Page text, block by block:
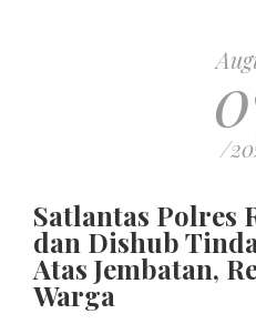
/
Satlantas Polres
dan Dishub
Atas Jembatan,
Warga